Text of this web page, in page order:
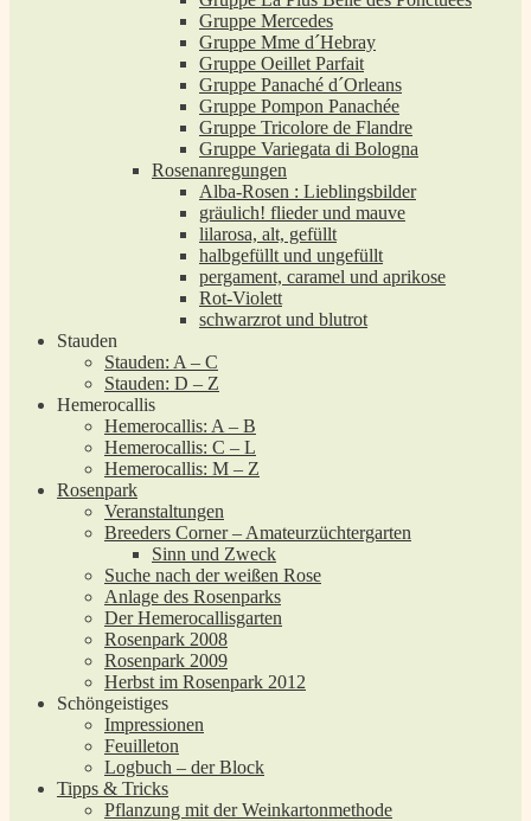
Gruppe Mercedes
Gruppe Mme d´Hebray
Gruppe Oeillet Parfait
Gruppe Panaché d´Orleans
Gruppe Pompon Panachée
Gruppe Tricolore de Flandre
Gruppe Variegata di Bologna
Rosenanregungen
Alba-Rosen : Lieblingsbilder
gräulich! flieder und mauve
lilarosa, alt, gefüllt
halbgefüllt und ungefüllt
pergament, caramel und aprikose
Rot-Violett
schwarzrot und blutrot
Stauden
Stauden: A – C
Stauden: D – Z
Hemerocallis
Hemerocallis: A – B
Hemerocallis: C – L
Hemerocallis: M – Z
Rosenpark
Veranstaltungen
Breeders Corner – Amateurzüchtergarten
Sinn und Zweck
Suche nach der weißen Rose
Anlage des Rosenparks
Der Hemerocallisgarten
Rosenpark 2008
Rosenpark 2009
Herbst im Rosenpark 2012
Schöngeistiges
Impressionen
Feuilleton
Logbuch – der Block
Tipps & Tricks
Pflanzung mit der Weinkartonmethode